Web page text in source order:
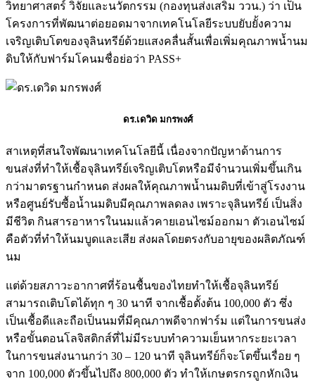
วิทยาศาสตร์ วิจัยและนวัตกรรม (กองทุนส่งเสริม ววน.) ว่า เป็น
โครงการที่พัฒนาต่อยอดมาจากเทคโนโลยีระบบยับยั้งความ
เจริญเติบโตของจุลินทรีย์ด้วยแสงคลื่นสั้นเพื่อเพิ่มคุณภาพน้ำนม
ดิบให้กับฟาร์มโคนมชื่อย่อว่า PASS+
ดร.เดวิด มกรพงศ์
สาเหตุที่สนใจพัฒนาเทคโนโลยีนี้ เนื่องจากปัญหาด้านการ
ขนส่งที่ทำให้เชื้อจุลินทรีย์เจริญเติบโตหรือมีจำนวนเพิ่มขึ้นเกิน
กว่ามาตรฐานกำหนด ส่งผลให้คุณภาพน้ำนมดิบที่เข้าสู่โรงงาน
หรือศูนย์รับซื้อน้ำนมดิบมีคุณภาพลดลง เพราะจุลินทรีย์ เป็นสิ่ง
มีชีวิต กินสารอาหารในนมแล้วคายเอนไซม์ออกมา ตัวเอนไซม์
คือตัวที่ทำให้นมบูดและเสีย ส่งผลโดยตรงกับอายุของผลิตภัณฑ์
นม
แต่ด้วยสภาวะอากาศที่ร้อนชื้นของไทยทำให้เชื้อจุลินทรีย์
สามารถเติบโตได้ทุก ๆ 30 นาที จากเชื้อตั้งต้น 100,000 ตัว ซึ่ง
เป็นเชื้อดีและถือเป็นนมที่มีคุณภาพดีจากฟาร์ม แต่ในการขนส่ง
หรือขั้นตอนโลจิสติกส์ที่ไม่มีระบบทำความเย็นหากระยะเวลา
ในการขนส่งนานกว่า 30 – 120 นาที จุลินทรีย์ก็จะโตขึ้นเรื่อย ๆ
จาก 100,000 ตัวขึ้นไปถึง 800,000 ตัว ทำให้เกษตรกรถูกหักเงิน